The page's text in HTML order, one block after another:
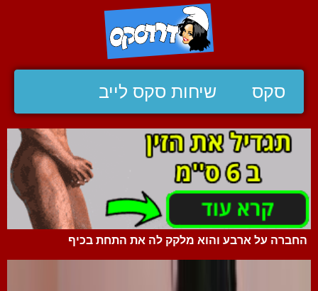
סקס שיחות סקס לייב
החברה על ארבע והוא מלקק לה את התחת בכיף